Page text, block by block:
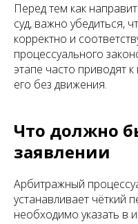
Перед тем как
суд, важно убедиться,
корректно и
процессуального
этапе часто приводят
его без движения.
Что должно
заявлении
Арбитражный
устанавливает чёткий
необходимо указать в